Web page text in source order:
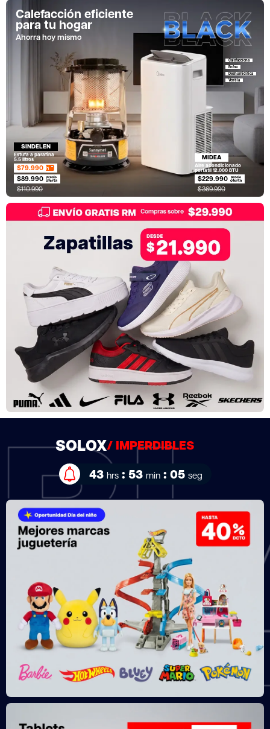
Calefacción eficiente
para tu hogar
Ahorra hoy mismo
Calefacciona
Enfría
Deshumidifica
Ventila
SINDELEN
Estufa a parafina
5.5 litros
$79.990
$89.990
$110.990
MIDEA
Aire acondicionado
portatil 12.000 BTU
$229.990
$369.990
SOLOX/ EL FIN DE SEMANA
43 hrs : 53 min : 02 seg